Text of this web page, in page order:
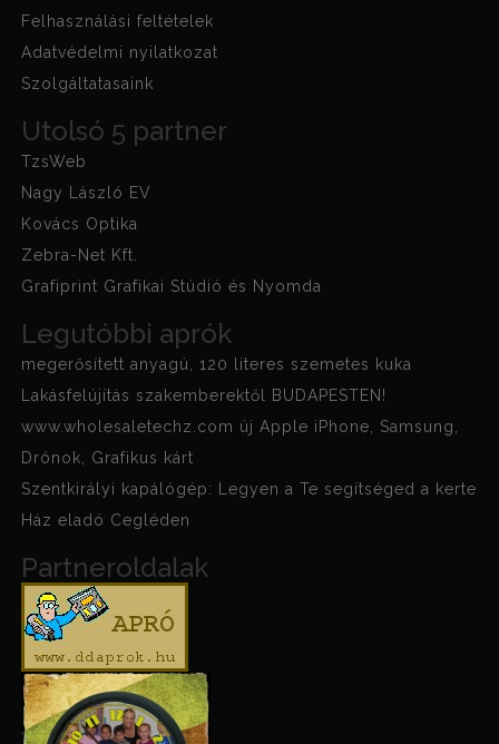
Felhasználási feltételek
Adatvédelmi nyilatkozat
Szolgáltatasaink
Utolsó 5 partner
TzsWeb
Nagy László EV
Kovács Optika
Zebra-Net Kft.
Grafiprint Grafikai Stúdió és Nyomda
Legutóbbi aprók
megerősített anyagú, 120 literes szemetes kuka
Lakásfelújítás szakemberektől BUDAPESTEN!
www.wholesaletechz.com új Apple iPhone, Samsung,
Drónok, Grafikus kárt
Szentkirályi kapálógép: Legyen a Te segítséged a kerte
Ház eladó Cegléden
Partneroldalak